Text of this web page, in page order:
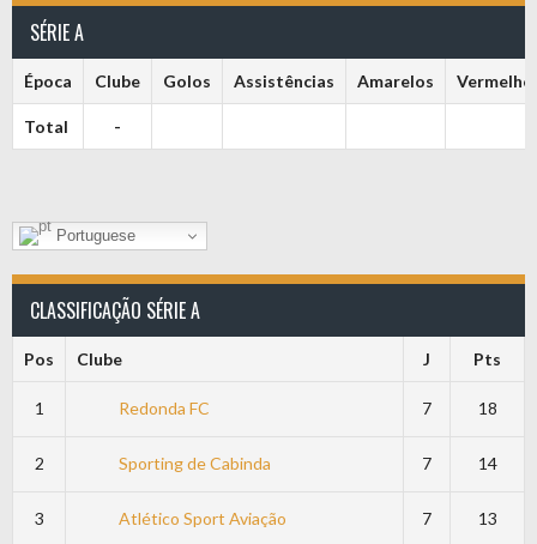
SÉRIE A
Época Clube Golos Assistências Amarelos
Total -
Portuguese
CLASSIFICAÇÃO SÉRIE A
Pos Clube J Pts
1 Redonda FC 7 18
2 Sporting de Cabinda 7 14
3 Atlético Sport Aviação 7 13